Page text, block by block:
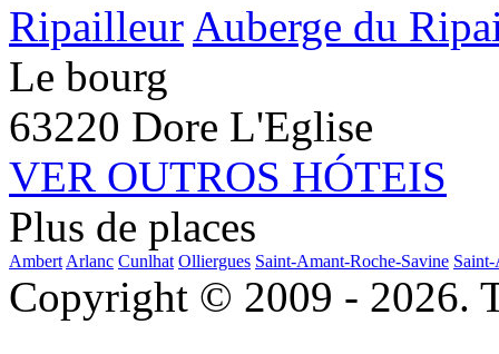
Auberge du
Le bourg
63220 Dore L'Eglise
VER OUTROS HÓTEIS
Plus de places
Ambert Arlanc Cunlhat Olliergues Saint-Amant-Roche-Savine
Copyright © 2009 - 2026.